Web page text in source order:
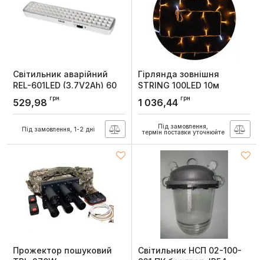
Світильник аварійний
REL-601LED (3.7V2Ah) 60
LED 4Вт 360x65x35
акумуляторний, DeLux
529,98 грн
Під замовлення, 1-2 дні
Гірлянда зовнішня
STRING 100LED 10м
блимаюча (жовте/біле
світло) прозора IP44
Артикул:90015188
1 036,44 грн
Під замовлення,
термін поставки уточнюйте
Прожектор пошуковий
Світильник НСП 02-100-